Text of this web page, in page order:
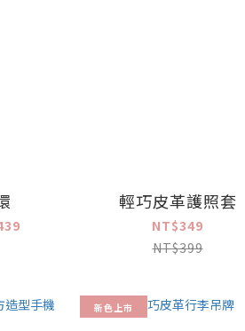
輕巧皮革護照套
NT$349
NT$399
新色上市